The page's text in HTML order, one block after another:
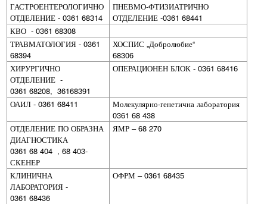
ГАСТРОЕНТЕРОЛОГИЧНО
ОТДЕЛЕНИЕ - 0361 68314
ПНЕВМО-ФТИЗИАТРИЧНО
ОТДЕЛЕНИЕ -0361 68441
КВО - 0361 68308
ТРАВМАТОЛОГИЯ - 0361
68394
ХОСПИС „Добролюбие“
68306
ХИРУРГИЧНО
ОТДЕЛЕНИЕ -
0361 68208, 36168391
ОПЕРАЦИОНЕН БЛОК - 0361 68416
ОАИЛ - 0361 68411
Молекулярно-генетична лаборатория
0361 68 438
ОТДЕЛЕНИЕ ПО ОБРАЗНА
ДИАГНОСТИКА
0361 68 404 , 68 403-
СКЕНЕР
ЯМР – 68 270
КЛИНИЧНА
ЛАБОРАТОРИЯ -
0361 68436
ОФРМ – 0361 68435